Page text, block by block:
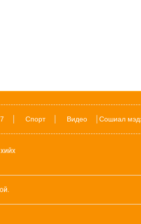
Father's day: Аавыгаа
Спорт Видео Сошиал
хийх